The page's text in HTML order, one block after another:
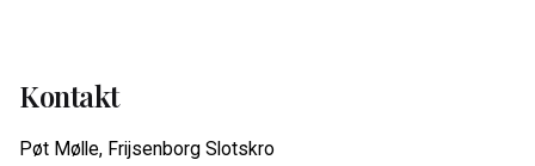
Kontakt
Pøt Mølle, Frijsenborg Slotskro